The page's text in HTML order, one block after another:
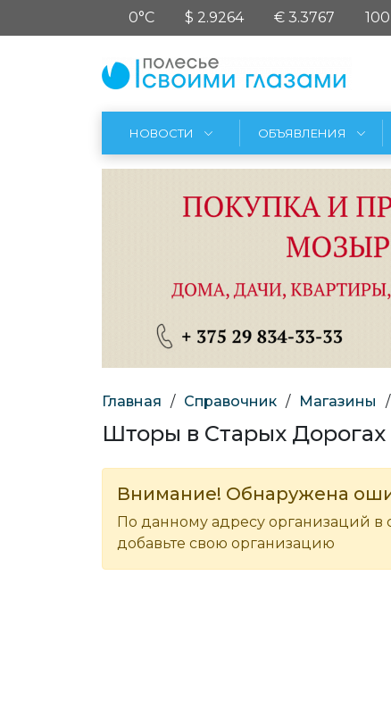
0°C $ 2.9264 € 3.3767
НОВОСТИ ОБЪЯВЛЕНИЯ
Главная / Справочник / Магазины /
Шторы в Старых Дорогах
Внимание! Обнаружена
По данному адресу организаций в
добавьте свою организацию